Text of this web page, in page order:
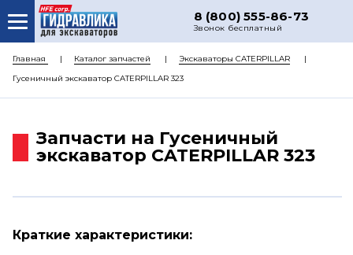
8 (800) 555-86-73
Звонок бесплатный
О НАС
КАТАЛОГ ЗАПЧАСТЕЙ
ДОСТАВКА
Главная Каталог запчастей
Экскаваторы CATERPILLAR
Гусеничный экскаватор CATERPILLAR 323
Запчасти на Гусеничный
экскаватор CATERPILLAR 323
Краткие характеристики: